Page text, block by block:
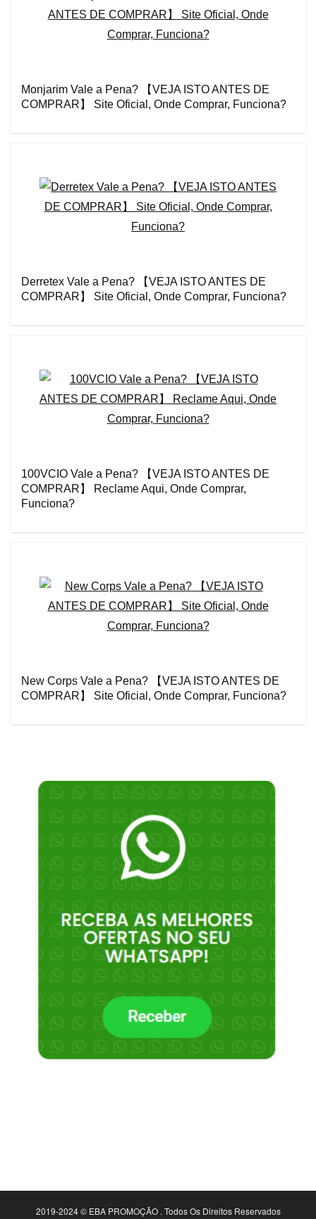
Monjarim Vale a Pena? 【VEJA ISTO ANTES DE
COMPRAR】 Site Oficial, Onde Comprar, Funciona?
Derretex Vale a Pena? 【VEJA ISTO ANTES DE
COMPRAR】 Site Oficial, Onde Comprar, Funciona?
100VCIO Vale a Pena? 【VEJA ISTO ANTES DE
COMPRAR】 Reclame Aqui, Onde Comprar,
Funciona?
New Corps Vale a Pena? 【VEJA ISTO ANTES DE
COMPRAR】 Site Oficial, Onde Comprar, Funciona?
2019-2024 © EBA PROMOÇÃO . Todos Os Direitos Reservados